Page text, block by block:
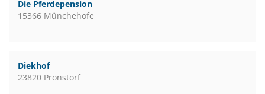
Die Pferdepension
15366 Münchehofe
Diekhof
23820 Pronstorf